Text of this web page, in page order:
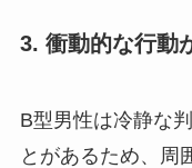
3. 衝動的な行動
B型男性は冷静な
とがあるため、周